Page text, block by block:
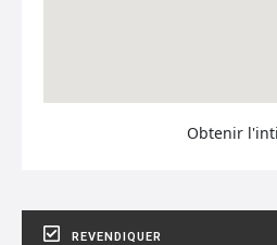
Obtenir
REVENDIQUER